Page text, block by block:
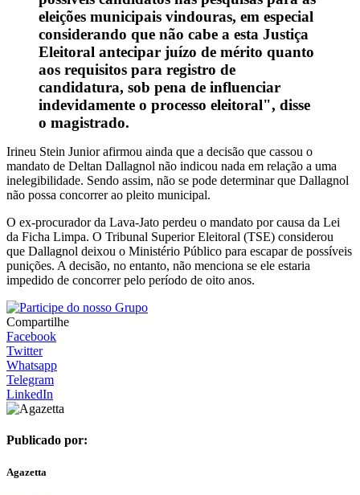
eleições municipais vindouras, em especial
considerando que não cabe a esta Justiça
Eleitoral antecipar juízo de mérito quanto
aos requisitos para registro de
candidatura, sob pena de influenciar
indevidamente o processo eleitoral", disse
o magistrado.
Irineu Stein Junior afirmou ainda que a decisão que cassou o
mandato de Deltan Dallagnol não indicou nada em relação a uma
inelegibilidade. Sendo assim, não se pode determinar que Dallagnol
não possa concorrer ao pleito municipal.
O ex-procurador da Lava-Jato perdeu o mandato por causa da Lei
da Ficha Limpa. O Tribunal Superior Eleitoral (TSE) considerou
que Dallagnol deixou o Ministério Público para escapar de possíveis
punições. A decisão, no entanto, não menciona se ele estaria
impedido de concorrer pelo período de oito anos.
Compartilhe
Facebook
Twitter
Whatsapp
Telegram
LinkedIn
Publicado por:
Agazetta